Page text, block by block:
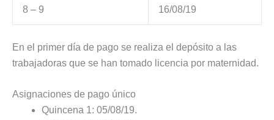
8 – 9 16/08/19
En el primer día de pago se realiza el depósito a las
trabajadoras que se han tomado licencia por maternidad.
Asignaciones de pago único
Quincena 1: 05/08/19.